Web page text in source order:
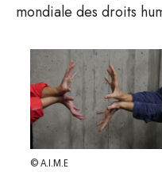
mondiale des droits
© A.I.M.E